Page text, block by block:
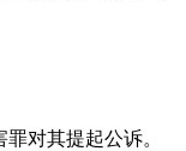
对其提起公诉。